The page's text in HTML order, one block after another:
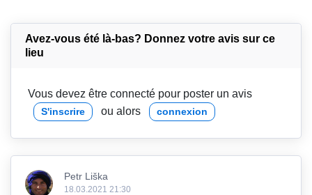
Avez-vous été là-bas? Donnez votre avis sur ce
lieu
Vous devez être connecté pour poster un avis
S'inscrire ou alors connexion
Petr Liška
18.03.2021 21:30